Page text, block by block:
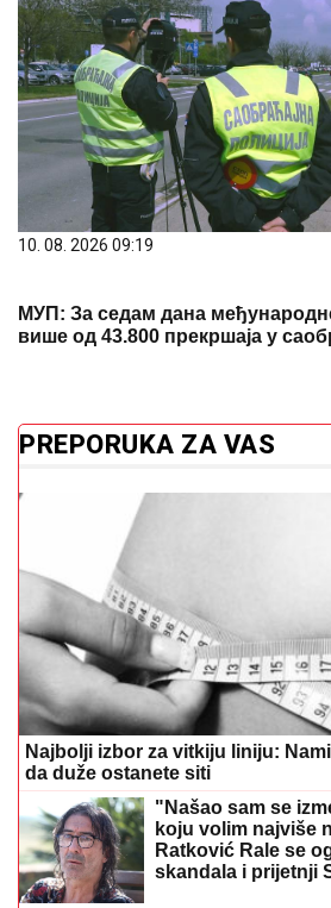
10. 08. 2026 09:19
МУП: За седам дана
више од 43.800 прекршаја у
PREPORUKA ZA VAS
Najbolji izbor za vitkiju liniju:
da duže ostanete siti
"Našao sam se
koju volim najviše
Ratković Rale se
skandala i prijetnji